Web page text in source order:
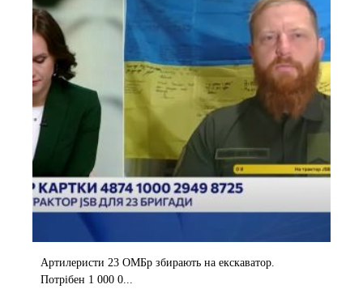
Артилеристи 23 ОМБр збирають на екскаватор.
Потрібен 1 000 0...